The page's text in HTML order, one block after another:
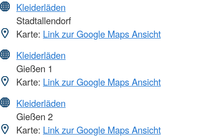
Kleiderläden
Stadtallendorf
Karte: Link zur Google Maps Ansicht
Kleiderläden
Gießen 1
Karte: Link zur Google Maps Ansicht
Kleiderläden
Gießen 2
Karte: Link zur Google Maps Ansicht